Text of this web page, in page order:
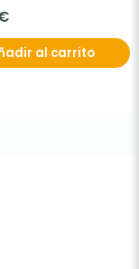
al carrito